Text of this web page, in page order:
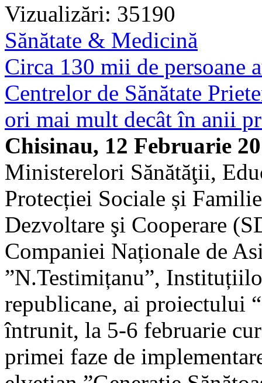
Vizualizări: 35190
Sănătate & Medicină
Circa 130 mii de persoane
Centrelor de Sănătate
ori mai mult decât în anii
Chisinau, 12 Februarie
Ministerelori Sănătăţii,
Protecției Sociale și
Dezvoltare şi Cooperare
Companiei Naționale de
”N.Testimițanu”,
republicane, ai proiectului
întrunit, la 5-6 februarie
primei faze de